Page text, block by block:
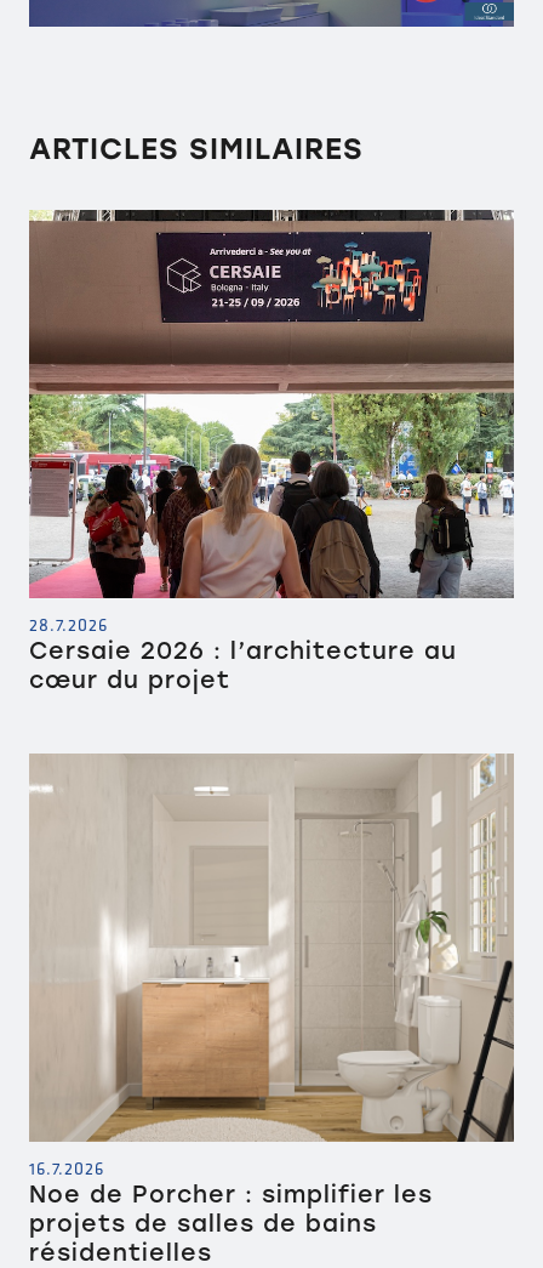
ARTICLES SIMILAIRES
28.7.2026
Cersaie 2026 : l’architecture au
cœur du projet
16.7.2026
Noe de Porcher : simplifier les
projets de salles de bains
résidentielles